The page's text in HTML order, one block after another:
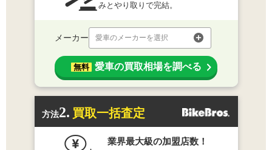
みとやり取りで完結。
メーカー 愛車のメーカーを選択
無料 愛車の買取相場を調べる
方法2. 買取一括査定
業界最大級の加盟店数！